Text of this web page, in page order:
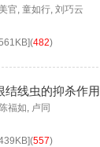
官, 童如行, 刘巧云
](482)
结线虫的抑杀作用
陈福如, 卢同
](557)